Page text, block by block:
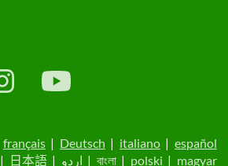
français | Deutsch | italiano | español
| 日本語| اردو | বাংলা| polski | magyar